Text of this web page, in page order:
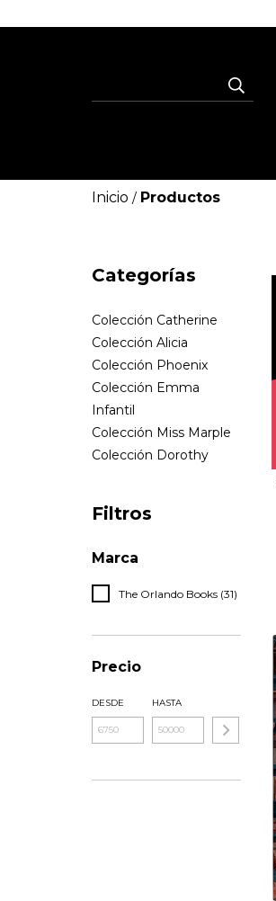
Inicio / Productos
Categorías
Colección Catherine
Colección Alicia
Colección Phoenix
Colección Emma
Infantil
Colección Miss Marple
Colección Dorothy
Filtros
Marca
The Orlando Books (31)
Precio
DESDE HASTA